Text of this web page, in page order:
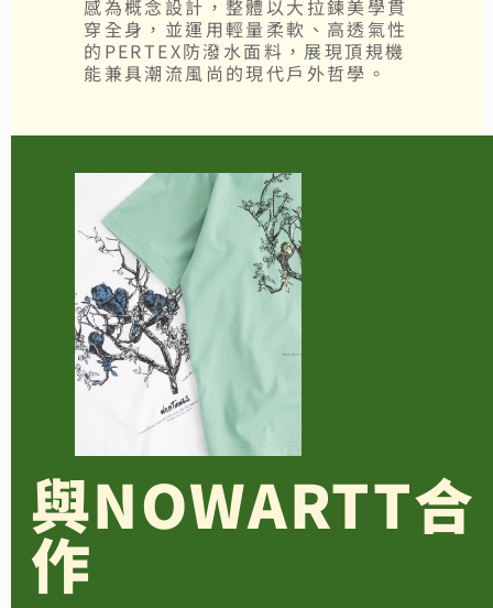
感為概念設計，整體以大拉鍊美學貫
穿全身，並運用輕量柔軟、高透氣性
的PERTEX防潑水面料，展現頂規機
能兼具潮流風尚的現代戶外哲學。
與NOWARTT合
作